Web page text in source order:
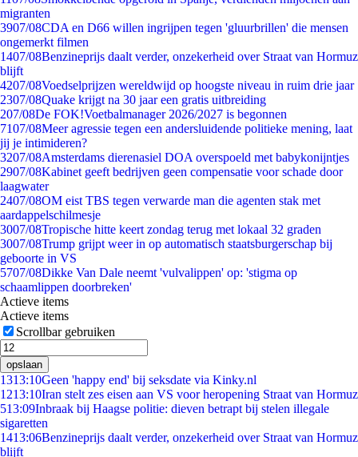
migranten
3907/08CDA en D66 willen ingrijpen tegen 'gluurbrillen' die mensen
ongemerkt filmen
1407/08Benzineprijs daalt verder, onzekerheid over Straat van Hormuz
blijft
4207/08Voedselprijzen wereldwijd op hoogste niveau in ruim drie jaar
2307/08Quake krijgt na 30 jaar een gratis uitbreiding
207/08De FOK!Voetbalmanager 2026/2027 is begonnen
7107/08Meer agressie tegen een andersluidende politieke mening, laat
jij je intimideren?
3207/08Amsterdams dierenasiel DOA overspoeld met babykonijntjes
2907/08Kabinet geeft bedrijven geen compensatie voor schade door
laagwater
2407/08OM eist TBS tegen verwarde man die agenten stak met
aardappelschilmesje
3007/08Tropische hitte keert zondag terug met lokaal 32 graden
3007/08Trump grijpt weer in op automatisch staatsburgerschap bij
geboorte in VS
5707/08Dikke Van Dale neemt 'vulvalippen' op: 'stigma op
schaamlippen doorbreken'
Actieve items
Actieve items
Scrollbar gebruiken
opslaan
1313:10Geen 'happy end' bij seksdate via Kinky.nl
1213:10Iran stelt zes eisen aan VS voor heropening Straat van Hormuz
513:09Inbraak bij Haagse politie: dieven betrapt bij stelen illegale
sigaretten
1413:06Benzineprijs daalt verder, onzekerheid over Straat van Hormuz
blijft